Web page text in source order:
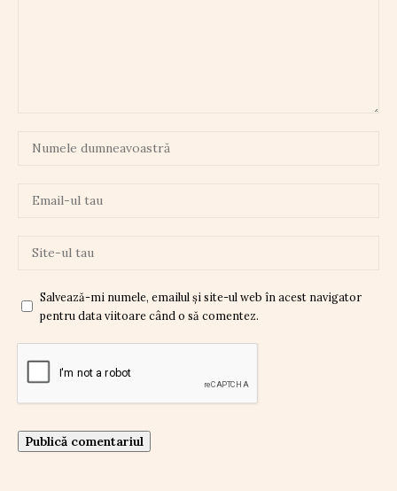
Salvează-mi numele, emailul și site-ul web în acest navigator
pentru data viitoare când o să comentez.